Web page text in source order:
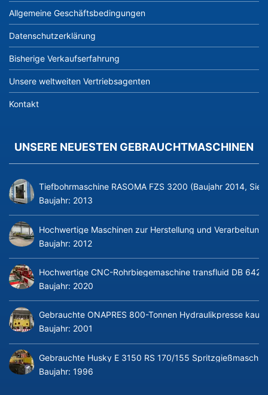
Allgemeine Geschäftsbedingungen
Datenschutzerklärung
Bisherige Verkaufserfahrung
Unsere weltweiten Vertriebsagenten
Kontakt
UNSERE NEUESTEN GEBRAUCHTMASCHINEN
Tiefbohrmaschine RASOMA FZS 3200 (Baujahr 2014,
Baujahr: 2013
Hochwertige Maschinen zur Herstellung und
Baujahr: 2012
Hochwertige CNC-Rohrbiegemaschine transfluid DB
Baujahr: 2020
Gebrauchte ONAPRES 800-Tonnen Hydraulikpresse
Baujahr: 2001
Gebrauchte Husky E 3150 RS 170/155
Baujahr: 1996